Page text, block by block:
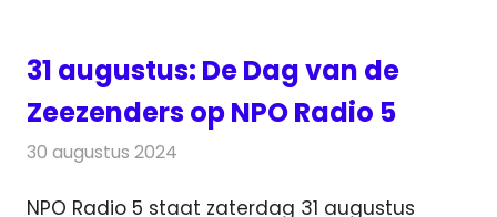
31 augustus: De Dag van de
Zeezenders op NPO Radio 5
30 augustus 2024
NPO Radio 5 staat zaterdag 31 augustus